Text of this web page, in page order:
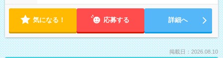
気になる！ 応募する 詳細へ
掲載日：2026.08.10